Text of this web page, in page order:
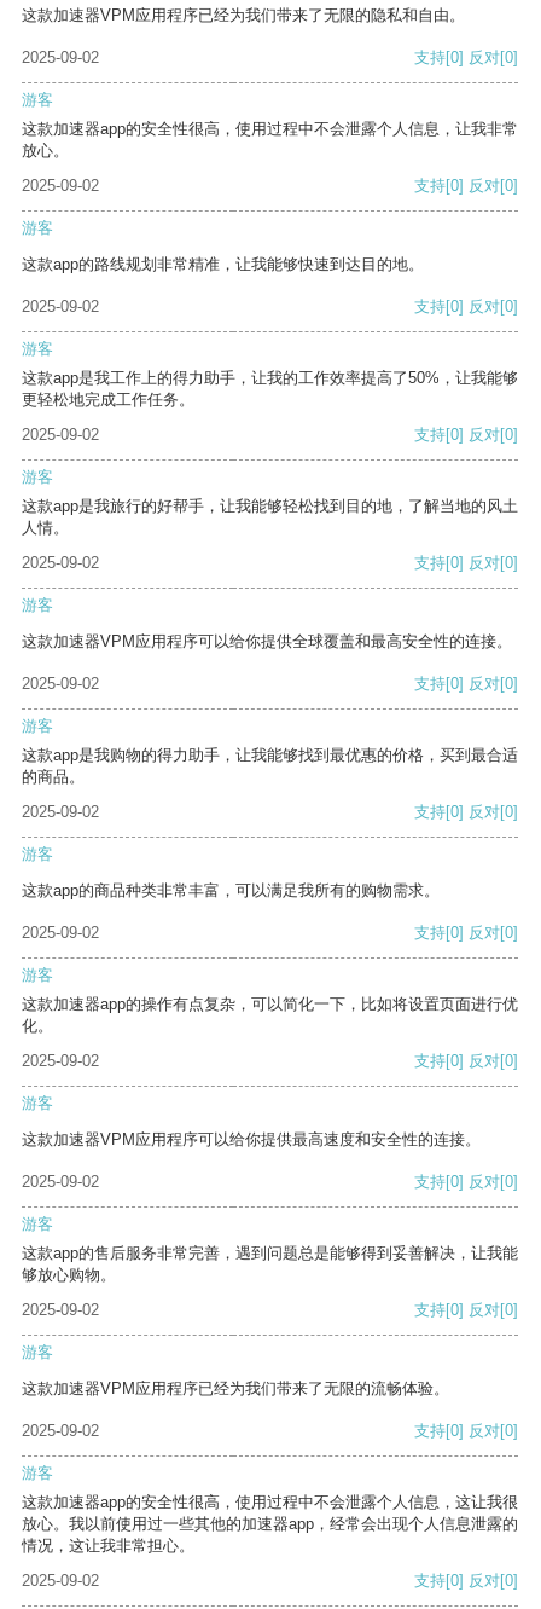
这款加速器VPM应用程序已经为我们带来了无限的隐私和自由。
2025-09-02 支持[0] 反对[0]
游客
这款加速器app的安全性很高，使用过程中不会泄露个人信息，让我非常
放心。
2025-09-02
支持[0] 反对[0]
游客
这款app的路线规划非常精准，让我能够快速到达目的地。
2025-09-02 支持[0] 反对[0]
游客
这款app是我工作上的得力助手，让我的工作效率提高了50%，让我能够
更轻松地完成工作任务。
2025-09-02
支持[0] 反对[0]
游客
这款app是我旅行的好帮手，让我能够轻松找到目的地，了解当地的风土
人情。
2025-09-02
支持[0] 反对[0]
游客
这款加速器VPM应用程序可以给你提供全球覆盖和最高安全性的连接。
2025-09-02 支持[0] 反对[0]
游客
这款app是我购物的得力助手，让我能够找到最优惠的价格，买到最合适
的商品。
2025-09-02
支持[0] 反对[0]
游客
这款app的商品种类非常丰富，可以满足我所有的购物需求。
2025-09-02 支持[0] 反对[0]
游客
这款加速器app的操作有点复杂，可以简化一下，比如将设置页面进行优
化。
2025-09-02
支持[0] 反对[0]
游客
这款加速器VPM应用程序可以给你提供最高速度和安全性的连接。
2025-09-02 支持[0] 反对[0]
游客
这款app的售后服务非常完善，遇到问题总是能够得到妥善解决，让我能
够放心购物。
2025-09-02
支持[0] 反对[0]
游客
这款加速器VPM应用程序已经为我们带来了无限的流畅体验。
2025-09-02 支持[0] 反对[0]
游客
这款加速器app的安全性很高，使用过程中不会泄露个人信息，这让我很
放心。我以前使用过一些其他的加速器app，经常会出现个人信息泄露的
情况，这让我非常担心。
2025-09-02
支持[0] 反对[0]